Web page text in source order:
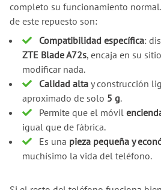
completo su funcionamiento
de este repuesto son:
Compatibilidad específica:
ZTE Blade A72s, encaja en su
modificar nada.
Calidad altay construcción
aproximado de solo 5 g.
Permite que el móvil
igual que de fábrica.
Es una pieza pequeña y
muchísimo la vida del teléfono.